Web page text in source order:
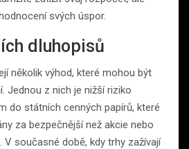
svých úspor.
dluhopisů
několik výhod, které mohou být
Jednou z nich je nižší riziko
do státních cenných papírů, které
za bezpečnější než akcie nebo
V současné době, kdy trhy zažívají